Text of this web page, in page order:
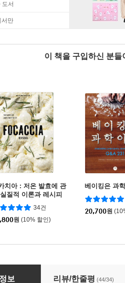
도서
서만
이 책을 구입하신 분
치아 : 저온 발효에 관
질적 이론과 레시피
34건
원 (10% 할인)
베이킹은 과
20,700원
는 작은 빵집 SOFT BREAD
보 리뷰/한줄평 (44/34)